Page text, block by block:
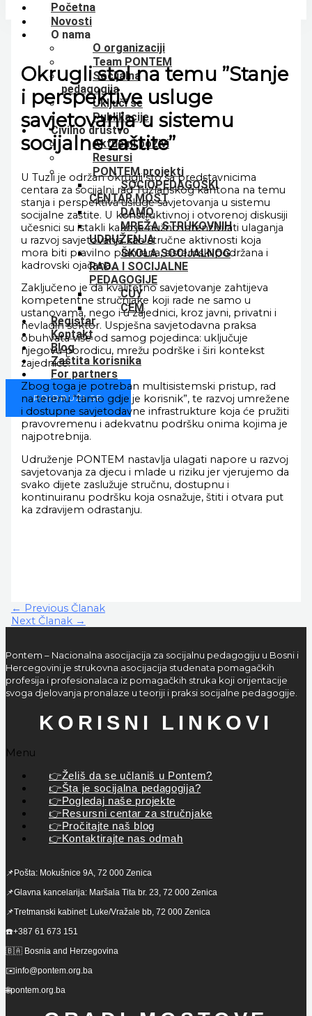
Početna
Novosti
O nama
O organizaciji
Team PONTEM
Socijalna
pedagogija
Uključi se
Publikacije
Civilno društvo
Aktuelni pozivi
Resursi
PONTEM projekti
SOCIOPEDAGOŠKI
CENTAR MOST
DAMO
MREŽA STRUKOVNIH
UDRUŽENJA
ŠKOLA SOCIJALNOG
RADA I SOCIJALNE
PEDAGOGIJE
CUY
CEM
Registar
Kontakt
Blog
Zaštita korisnika
For partners
PRIDRUŽI SE
Okrugli stol na temu ”Stanje
i perspektive usluge
savjetovanja u sistemu
socijalne zaštite”
U Tuzli je održan okrugli sto sa predstavnicima
centara za socijalni rad Tuzlanskog kantona na temu
stanja i perspektiva usluge savjetovanja u sistemu
socijalne zaštite. U konstruktivnoj i otvorenoj diskusiji
učesnici su istakli kako je nužno intenzivirati ulaganja
u razvoj savjetovanja kao stručne aktivnosti koja
mora biti pravilno planirana, sistemski podržana i
kadrovski ojačana.
Zaključeno je da kvalitetno savjetovanje zahtijeva
kompetentne stručnjake koji rade ne samo u
ustanovama, nego i u zajednici, kroz javni, privatni i
nevladin sektor. Uspješna savjetodavna praksa
obuhvata više od samog pojedinca: uključuje
njegovu porodicu, mrežu podrške i širi kontekst
zajednice.
Zbog toga je potreban multisistemski pristup, rad
na terenu “tamo gdje je korisnik”, te razvoj umrežene
i dostupne savjetodavne infrastrukture koja će pružiti
pravovremenu i adekvatnu podršku onima kojima je
najpotrebnija.
Udruženje PONTEM nastavlja ulagati napore u razvoj
savjetovanja za djecu i mlade u riziku jer vjerujemo da
svako dijete zaslužuje stručnu, dostupnu i
kontinuiranu podršku koja osnažuje, štiti i otvara put
ka zdravijem odrastanju.
← Previous Članak
Next Članak →
Pontem – Nacionalna asocijacija za socijalnu pedagogiju u Bosni i
Hercegovini je strukovna asocijacija studenata pomagačkih
profesija i profesionalaca iz pomagačkih struka koji orijentacije
svoga djelovanja pronalaze u teoriji i praksi socijalne pedagogije.
KORISNI LINKOVI
Menu
👉Želiš da se učlaniš u Pontem?
👉Šta je socijalna pedagogija?
👉Pogledaj naše projekte
👉Resursni centar za stručnjake
👉Pročitajte naš blog
👉Kontaktirajte nas odmah
📌Pošta: Mokušnice 9A, 72 000 Zenica
📌Glavna kancelarija: Maršala Tita br. 23, 72 000 Zenica
📌Tretmanski kabinet: Luke/Vražale bb, 72 000 Zenica
☎️+387 61 673 151
🇧🇦 Bosnia and Herzegovina
✉️info@pontem.org.ba
🌐pontem.org.ba